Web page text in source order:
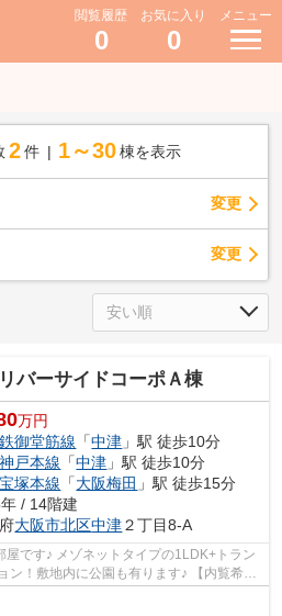
閲覧履歴
0
お気に入り
0
メニュー
2 件 1～30 棟を表示
変更
変更
バーサイドコーポＡ棟
万円
御堂筋線 「中津 」駅 徒歩10分
戸本線 「中津 」駅 徒歩10分
塚本線 「大阪梅田 」駅 徒歩15分
/ 14階建
大阪市北区中津２丁目8-A
です♪ メゾネットタイプの1LDK+トラン
ン！敷地内に公園も有ります♪ 【内覧希望